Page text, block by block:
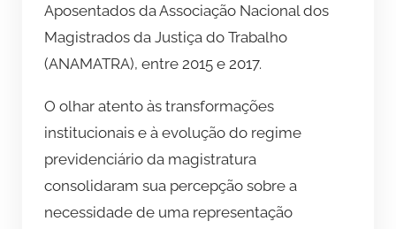
Aposentados da Associação Nacional dos
Magistrados da Justiça do Trabalho
(ANAMATRA), entre 2015 e 2017.
O olhar atento às transformações
institucionais e à evolução do regime
previdenciário da magistratura
consolidaram sua percepção sobre a
necessidade de uma representação